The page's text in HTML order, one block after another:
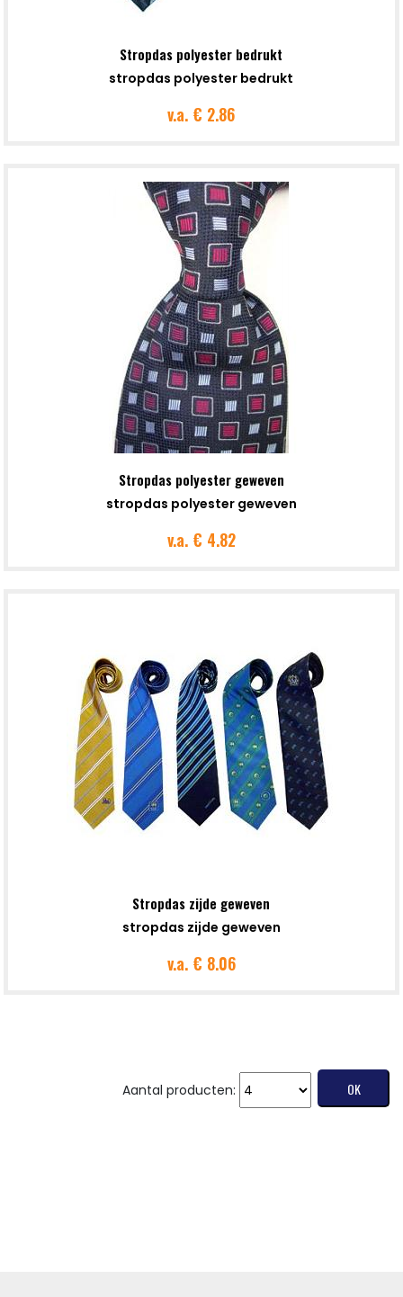
Stropdas polyester bedrukt
stropdas polyester bedrukt
v.a. € 2.86
Stropdas polyester geweven
stropdas polyester geweven
v.a.€ 4.82
Stropdas zijde geweven
stropdas zijde geweven
v.a.€ 8.06
Aantal producten: